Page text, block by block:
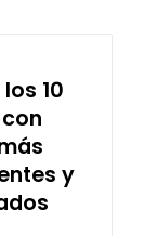
10
y